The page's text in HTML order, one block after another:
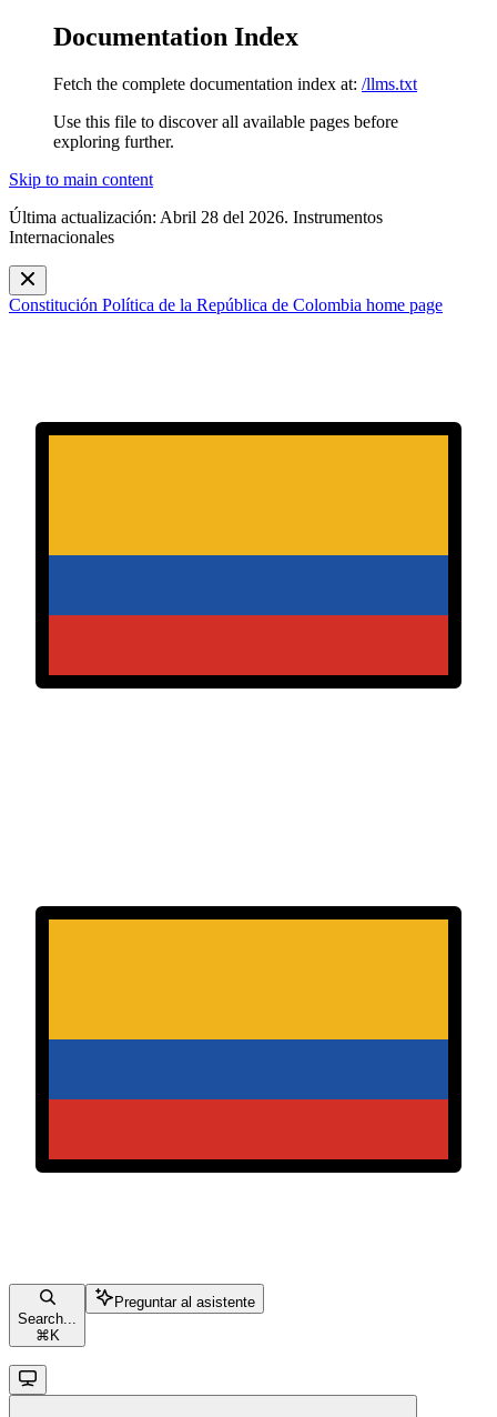
Documentation Index
Fetch the complete documentation index at: /llms.txt
Use this file to discover all available pages before
exploring further.
Skip to main content
Última actualización: Abril 28 del 2026. Instrumentos
Internacionales
Constitución Política de la República de Colombia home page
Search...
⌘ K
Preguntar al asistente